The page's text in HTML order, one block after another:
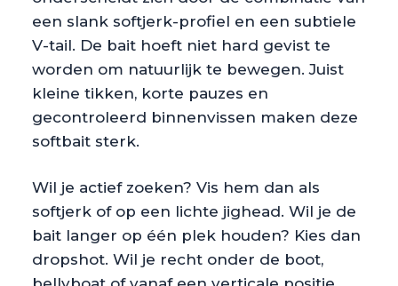
een slank softjerk-profiel en een subtiele
V-tail. De bait hoeft niet hard gevist te
worden om natuurlijk te bewegen. Juist
kleine tikken, korte pauzes en
gecontroleerd binnenvissen maken deze
softbait sterk.
Wil je actief zoeken? Vis hem dan als
softjerk of op een lichte jighead. Wil je de
bait langer op één plek houden? Kies dan
dropshot. Wil je recht onder de boot,